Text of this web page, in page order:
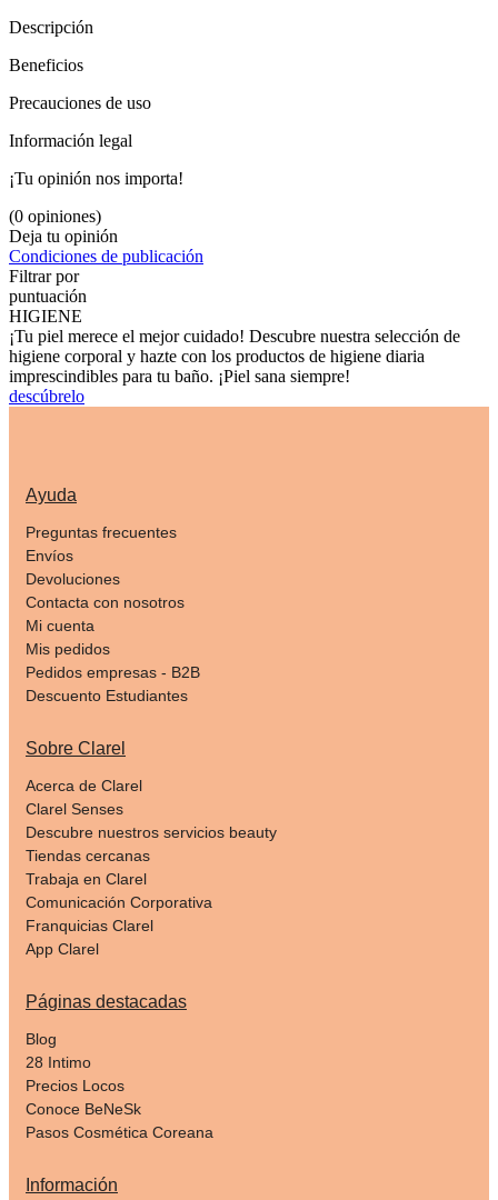
Descripción
Beneficios
Precauciones de uso
Información legal
¡Tu opinión nos importa!
(0 opiniones)
Deja tu opinión
Condiciones de publicación
Filtrar por
puntuación
HIGIENE
¡Tu piel merece el mejor cuidado! Descubre nuestra selección de
higiene corporal y hazte con los productos de higiene diaria
imprescindibles para tu baño. ¡Piel sana siempre!
descúbrelo
Ayuda
Preguntas frecuentes
Envíos
Devoluciones
Contacta con nosotros
Mi cuenta
Mis pedidos
Pedidos empresas - B2B
Descuento Estudiantes
Sobre Clarel
Acerca de Clarel
Clarel Senses
Descubre nuestros servicios beauty
Tiendas cercanas
Trabaja en Clarel
Comunicación Corporativa
Franquicias Clarel
App Clarel
Páginas destacadas
Blog
28 Intimo
Precios Locos
Conoce BeNeSk
Pasos Cosmética Coreana
Información